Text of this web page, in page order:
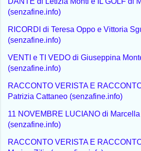
(senzafine.info)
RICORDI di Teresa Oppo e Vittoria
(senzafine.info)
VENTI e TI VEDO di Giuseppina
(senzafine.info)
RACCONTO VERISTA E
Patrizia Cattaneo (senzafine.info)
11 NOVEMBRE LUCIANO di
(senzafine.info)
RACCONTO VERISTA E